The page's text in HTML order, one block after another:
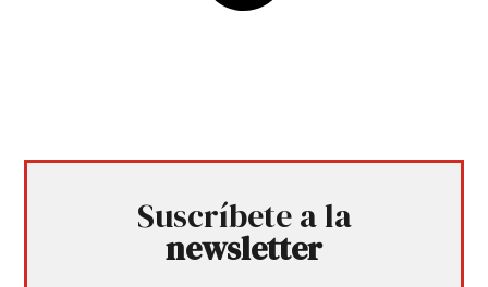
Suscríbete a la
newsletter